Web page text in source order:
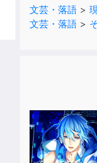
ピーチ・メル
カフェ・モカ
女王陛下(カ
ミルク王子：
ミル：木野 美
メイ：清治 望
クウ：空乃 彼
文芸・落語 >
文芸・落語 >